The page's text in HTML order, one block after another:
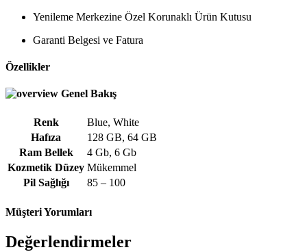
Yenileme Merkezine Özel Korunaklı Ürün Kutusu
Garanti Belgesi ve Fatura
Özellikler
Genel Bakış
Renk Blue, White
Hafıza
128 GB, 64 GB
Ram Bellek
4 Gb, 6 Gb
Kozmetik Düzey Mükemmel
Pil Sağlığı
85 – 100
Müşteri Yorumları
Değerlendirmeler